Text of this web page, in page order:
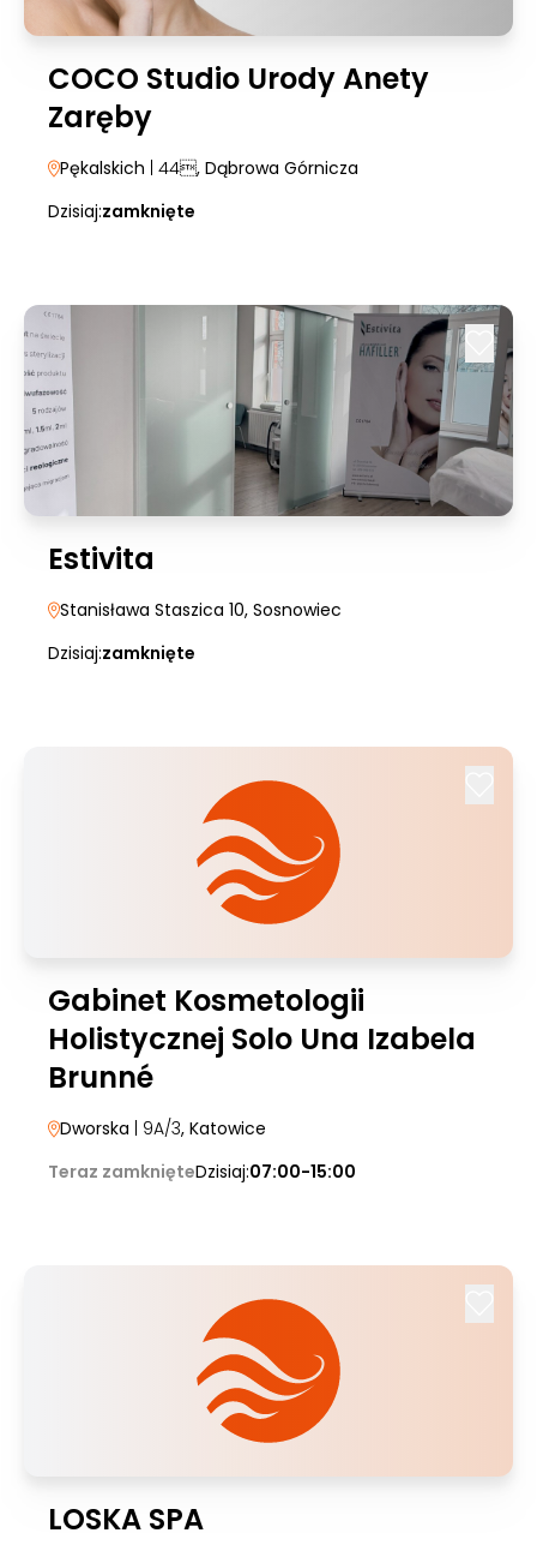
COCO Studio Urody Anety
Zaręby
Pękalskich | 44, Dąbrowa Górnicza
Dzisiaj:zamknięte
Estivita
Stanisława Staszica 10, Sosnowiec
Dzisiaj:zamknięte
Gabinet Kosmetologii
Holistycznej Solo Una Izabela
Brunné
Dworska | 9A/3, Katowice
Teraz zamknięteDzisiaj:07:00-15:00
LOSKA SPA